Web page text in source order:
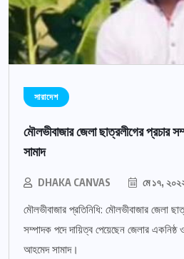
সারাদেশ
মৌলভীবাজার জেলা ছাত্রলীগের প্রচার
সামাদ
DHAKA CANVAS মে ১৭,
মৌলভীবাজার প্রতিনিধি: মৌলভীবাজার জেলা
সম্পাদক পদে দায়িত্ব পেয়েছেন জেলার একনিষ্ঠ
আহমেদ সামাদ।